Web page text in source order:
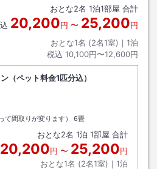
おとな2名 1泊1部屋 合計
20,200円 〜 25,200円
おとな1名 (2名1室)｜ 1泊
税込 10,100円〜12,600円
（ペット料金1匹分込）
て間取りが変ります）
6畳
おとな2名 1泊 1部屋 合計
20,200円 〜 25,200円
おとな1名 (2名1室)｜ 1泊